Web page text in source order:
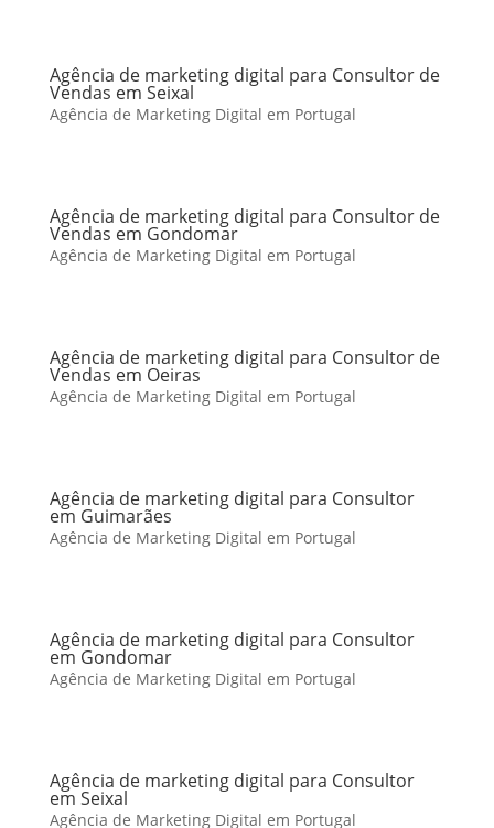
Agência de marketing digital para Consultor de
Vendas em Seixal
Agência de Marketing Digital em Portugal
Agência de marketing digital para Consultor de
Vendas em Gondomar
Agência de Marketing Digital em Portugal
Agência de marketing digital para Consultor de
Vendas em Oeiras
Agência de Marketing Digital em Portugal
Agência de marketing digital para Consultor
em Guimarães
Agência de Marketing Digital em Portugal
Agência de marketing digital para Consultor
em Gondomar
Agência de Marketing Digital em Portugal
Agência de marketing digital para Consultor
em Seixal
Agência de Marketing Digital em Portugal